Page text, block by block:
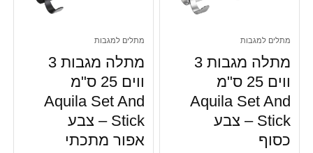
מתלים למגבות
מתלה מגבות 3
ווים 25 ס"מ
Aquila Set And
Stick – צבע
כסוף
מתלים למגבות
מתלה מגבות 3
ווים 25 ס"מ
Aquila Set And
Stick – צבע
אפור מתכתי